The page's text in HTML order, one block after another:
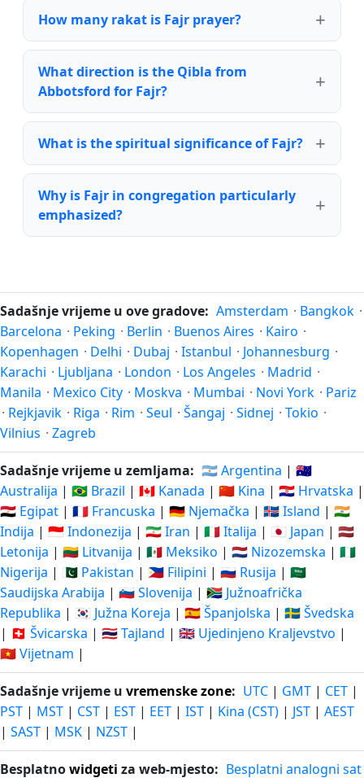
How many rakat is Fajr prayer?
What direction is the Qibla from
Abbotsford for Fajr?
What is the spiritual significance of Fajr?
Why is Fajr in congregation particularly
emphasized?
Sadašnje vrijeme u ove gradove: Amsterdam · Bangkok ·
Barcelona · Peking · Berlin · Buenos Aires · Kairo ·
Kopenhagen · Delhi · Dubaj · Istanbul · Johannesburg ·
Karachi · Ljubljana · London · Los Angeles · Madrid ·
Manila · Mexico City · Moskva · Mumbai · Novi York · Pariz
· Rejkjavik · Riga · Rim · Seul · Šangaj · Sidnej · Tokio ·
Vilnius · Zagreb
Sadašnje vrijeme u zemljama: 🇦🇷 Argentina | 🇦🇺
Australija | 🇧🇷 Brazil | 🇨🇦 Kanada | 🇨🇳 Kina | 🇭🇷 Hrvatska |
🇪🇬 Egipat | 🇫🇷 Francuska | 🇩🇪 Njemačka | 🇮🇸 Island | 🇮🇳
Indija | 🇮🇩 Indonezija | 🇮🇷 Iran | 🇮🇹 Italija | 🇯🇵 Japan | 🇱🇻
Letonija | 🇱🇹 Litvanija | 🇲🇽 Meksiko | 🇳🇱 Nizozemska | 🇳🇬
Nigerija | 🇵🇰 Pakistan | 🇵🇭 Filipini | 🇷🇺 Rusija | 🇸🇦
Saudijska Arabija | 🇸🇮 Slovenija | 🇿🇦 Južnoafrička
Republika | 🇰🇷 Južna Koreja | 🇪🇸 Španjolska | 🇸🇪 Švedska
| 🇨🇭 Švicarska | 🇹🇭 Tajland | 🇬🇧 Ujedinjeno Kraljevstvo |
🇻🇳 Vijetnam |
Sadašnje vrijeme u vremenske zone: UTC | GMT | CET |
PST | MST | CST | EST | EET | IST | Kina (CST) | JST | AEST
| SAST | MSK | NZST |
Besplatnowidgeti za web-mjesto: Besplatni analogni sat